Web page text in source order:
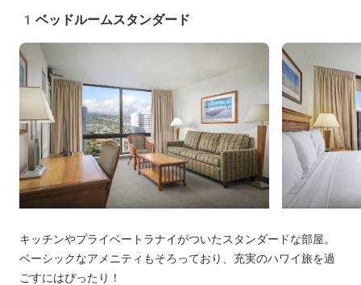
1ベッドルームスタンダード
キッチンやプライベートラナイがついたスタンダードな部屋。
ベーシックなアメニティもそろっており、充実のハワイ旅を過
ごすにはぴったり！